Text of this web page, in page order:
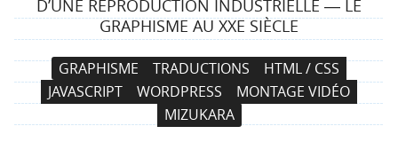
i
g
n
D’UNE REPRODUCTION INDUSTRIELLE ― LE
GRAPHISME AU XXE SIÈCLE
N
a
v
i
A
l
l
e
GRAPHISME TRADUCTIONS
HTML / CSS
JAVASCRIPT
WORDPRESS
MONTAGE VIDÉO
MIZUKARA